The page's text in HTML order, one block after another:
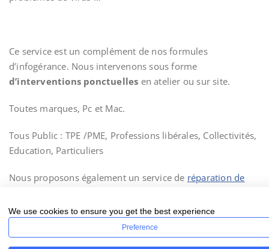
Ce service est un complément de nos formules
d’infogérance. Nous intervenons sous forme
d’interventions ponctuelles en atelier ou sur site.
Toutes marques, Pc et Mac.
Tous Public : TPE /PME, Professions libérales, Collectivités,
Education, Particuliers
Nous proposons également un service de réparation de
We use cookies to ensure you get the best experience
Preference